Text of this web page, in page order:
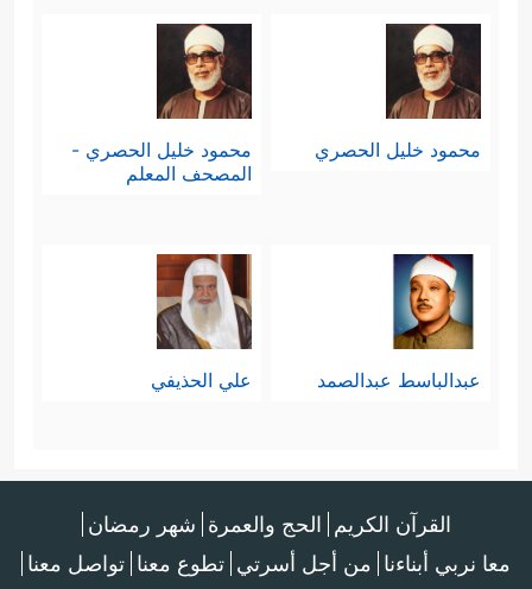
محمود خليل الحصري
محمود خليل الحصري -
المصحف المعلم
عبدالباسط عبدالصمد علي الحذيفي
القرآن الكريم الحج والعمرة شهر رمضان
معا نربي أبناءنا من أجل أسرتي تطوع معنا تواصل معنا